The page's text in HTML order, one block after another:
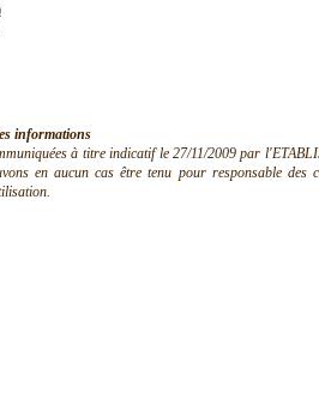
informations
à titre indicatif le 27/11/2009 par
en aucun cas être tenu pour responsable des